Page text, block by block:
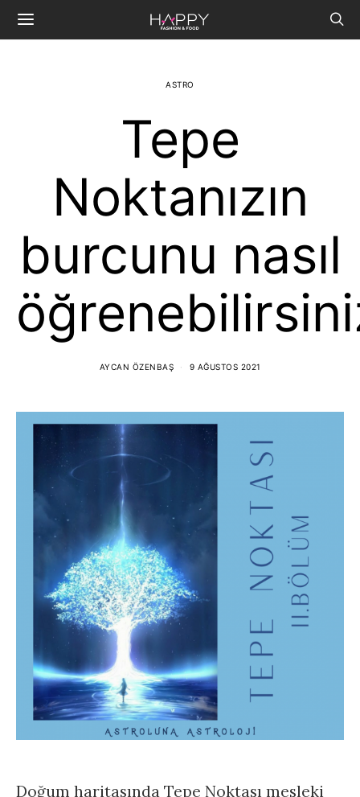
ASTRO
Tepe
Noktanızın
burcunu nasıl
AYCAN ÖZENBAŞ 9 AĞUSTOS 2021
Doğum haritasında Tepe Noktası mesleki